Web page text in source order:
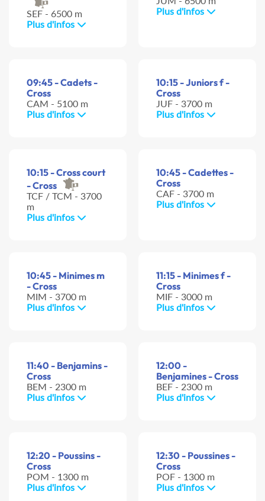
SEF - 6500 m
Plus d'infos
Plus d'infos
09:45 - Cadets -
Cross
CAM - 5100 m
Plus d'infos
10:15 - Juniors f -
Cross
JUF - 3700 m
Plus d'infos
10:15 - Cross court
- Cross
TCF / TCM - 3700
m
Plus d'infos
10:45 - Cadettes -
Cross
CAF - 3700 m
Plus d'infos
10:45 - Minimes m
- Cross
MIM - 3700 m
Plus d'infos
11:15 - Minimes f -
Cross
MIF - 3000 m
Plus d'infos
11:40 - Benjamins -
Cross
BEM - 2300 m
Plus d'infos
12:00 -
Benjamines - Cross
BEF - 2300 m
Plus d'infos
12:20 - Poussins -
Cross
POM - 1300 m
Plus d'infos
12:30 - Poussines -
Cross
POF - 1300 m
Plus d'infos